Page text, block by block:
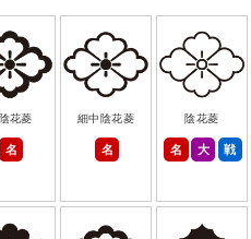
花菱
名
細中陰花菱
名
陰花菱
名 大 戦